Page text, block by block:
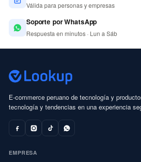
Válida para personas y empresas
Soporte por WhatsApp
Respuesta en minutos · Lun a Sáb
E-commerce peruano de tecnología y
tecnología y tendencias en una experiencia
EMPRESA